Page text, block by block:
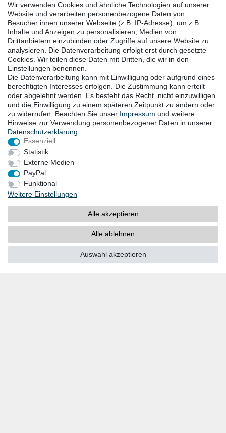
Downloadcenter
Batterieentsorgung
Hilfe
Termine
Erklärung zur Barrierefreiheit
KONTAKT
Goebel GmbH
Mühlenstraße 2-4
40699 Erkrath
Deutschland
Telefon: +49 (0) 211 24 50 00 129
von Montag bis Freitag 10:00-16:00 Uhr (MEZ)
E-mail:info@goebel-shop.com
www.goebel-group.com
ZAHLUNGSARTEN
Wir verwenden Cookies und ähnliche Technologien auf unserer
Website und verarbeiten personenbezogene Daten von
Besucher:innen unserer Webseite (z.B. IP-Adresse), um z.B.
Inhalte und Anzeigen zu personalisieren, Medien von
Drittanbietern einzubinden oder Zugriffe auf unsere Website zu
analysieren. Die Datenverarbeitung erfolgt erst durch gesetzte
Cookies. Wir teilen diese Daten mit Dritten, die wir in den
Einstellungen benennen.
Die Datenverarbeitung kann mit Einwilligung oder aufgrund eines
berechtigten Interesses erfolgen. Die Zustimmung kann erteilt
oder abgelehnt werden. Es besteht das Recht, nicht einzuwilligen
und die Einwilligung zu einem späteren Zeitpunkt zu ändern oder
zu widerrufen. Beachten Sie unser Impressum und weitere
Hinweise zur Verwendung personenbezogener Daten in unserer
Daten­schutz­erklärung
Essenziell
Statistik
Externe Medien
PayPal
Funktional
Weitere Einstellungen
Alle akzeptieren
Alle ablehnen
Auswahl akzeptieren